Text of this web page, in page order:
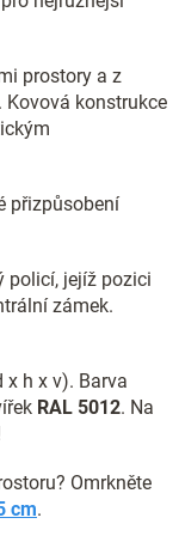
prostory a z
konstrukce
přizpůsobení
policí, jejíž pozici
zámek.
x h x v). Barva
RAL 5012. Na
Omrkněte
cm.